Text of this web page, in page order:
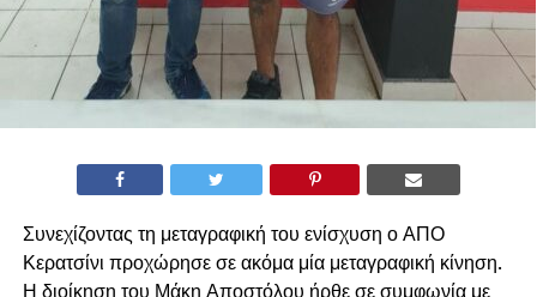
Συνεχίζοντας τη μεταγραφική του ενίσχυση ο ΑΠΟ
Κερατσίνι προχώρησε σε ακόμα μία μεταγραφική κίνηση.
Η διοίκηση του Μάκη Αποστόλου ήρθε σε συμφωνία με